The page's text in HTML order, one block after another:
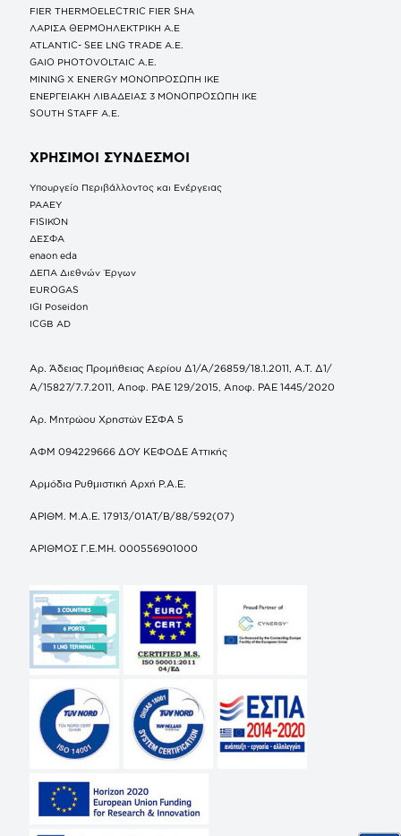
FIER THERMOELECTRIC FIER SHA
ΛΑΡΙΣΑ ΘΕΡΜΟΗΛΕΚΤΡΙΚΗ A.E
ATLANTIC- SEE LNG TRADE A.E.
GAIO PHOTOVOLTAIC Α.Ε.
MINING X ENERGY ΜΟΝΟΠΡΟΣΩΠΗ ΙΚΕ
ΕΝΕΡΓΕΙΑΚΗ ΛΙΒΑΔΕΙΑΣ 3 ΜΟΝΟΠΡΟΣΩΠΗ ΙΚΕ
SOUTH STAFF Α.Ε.
ΧΡΗΣΙΜΟΙ ΣΥΝΔΕΣΜΟΙ
Υπουργείο Περιβάλλοντος και Ενέργειας
ΡΑΑΕΥ
FISIKON
ΔΕΣΦΑ
enaon eda
ΔΕΠΑ Διεθνών Έργων
EUROGAS
IGI Poseidon
ICGB AD
Αρ. Άδειας Προμήθειας Αερίου Δ1/Α/26859/18.1.2011, Α.Τ. Δ1/
Α/15827/7.7.2011, Αποφ. ΡΑΕ 129/2015, Αποφ. ΡΑΕ 1445/2020
Αρ. Μητρώου Χρηστών ΕΣΦΑ 5
ΑΦΜ 094229666 ΔΟΥ ΚΕΦΟΔΕ Αττικής
Αρμόδια Ρυθμιστική Αρχή Ρ.Α.Ε.
ΑΡΙΘΜ. Μ.Α.Ε. 17913/01ΑΤ/Β/88/592(07)
ΑΡΙΘΜΟΣ Γ.Ε.ΜΗ. 000556901000